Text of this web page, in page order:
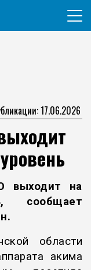
17.06.2026
выходит на
сообщает
области
акима